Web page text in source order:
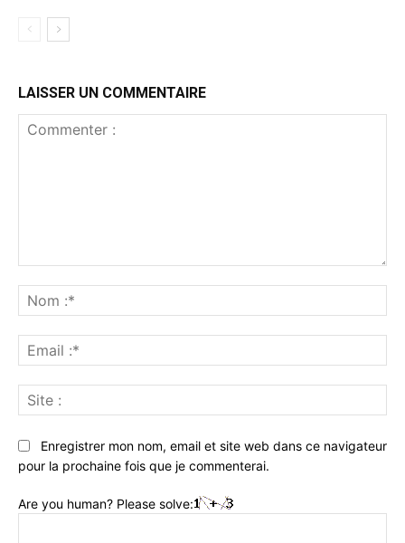
LAISSER UN COMMENTAIRE
:*
:*
:
Enregistrer mon nom, email et site web dans ce navigateur
pour la prochaine fois que je commenterai.
Are you human? Please solve: